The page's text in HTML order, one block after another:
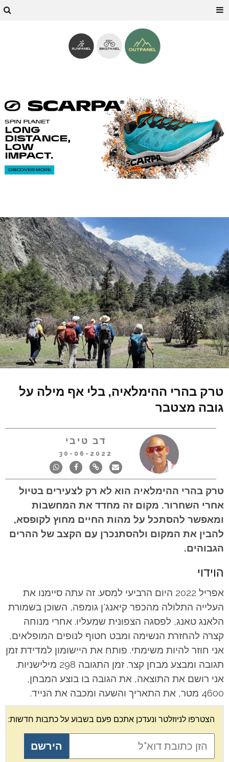
טרק בהרי ההימלאיה, בלי אף מילה על
גובה מצטבר
דב טיבי
30-06-2022
טרק בהרי ההימלאיה הוא לא רק לצעירים בטיול
אחרי השחרור. מקום זה מחדד את המחשבות
ומאפשר להסתכל על מהות החיים מחוץ לקופסא,
להבין את המקום ולהסתנכרן עם הקצב של ההרים
הגבוהים.
הוידוי
אפריל 2022 היום הרביעי למסע. זה עתה סיימנו את
העלייה התלולה מהכפר קיאנג'ן גומפה, השוכן בשמורת
הלאנג טאנג, לפסגה הצפונית שמעליו. אחרי מנוחה
קצרה להחזרת הנשימה ומבט חטוף לנופים המופלאים,
אני חוזר להיות משימתי. פותח את היישומון למדידת זמן
תגובה ומבצע מבחן קצר. זמן התגובה 298 מילישניות.
אני רושם את התוצאה, את הגובה בו בוצע המבחן,
4600 מטר, את התאריך והשעה ומכבה את הנייד.
הצטרפו לניוזלטר ונעדכן אתכם פעם בשבוע על כתבות חדשות: